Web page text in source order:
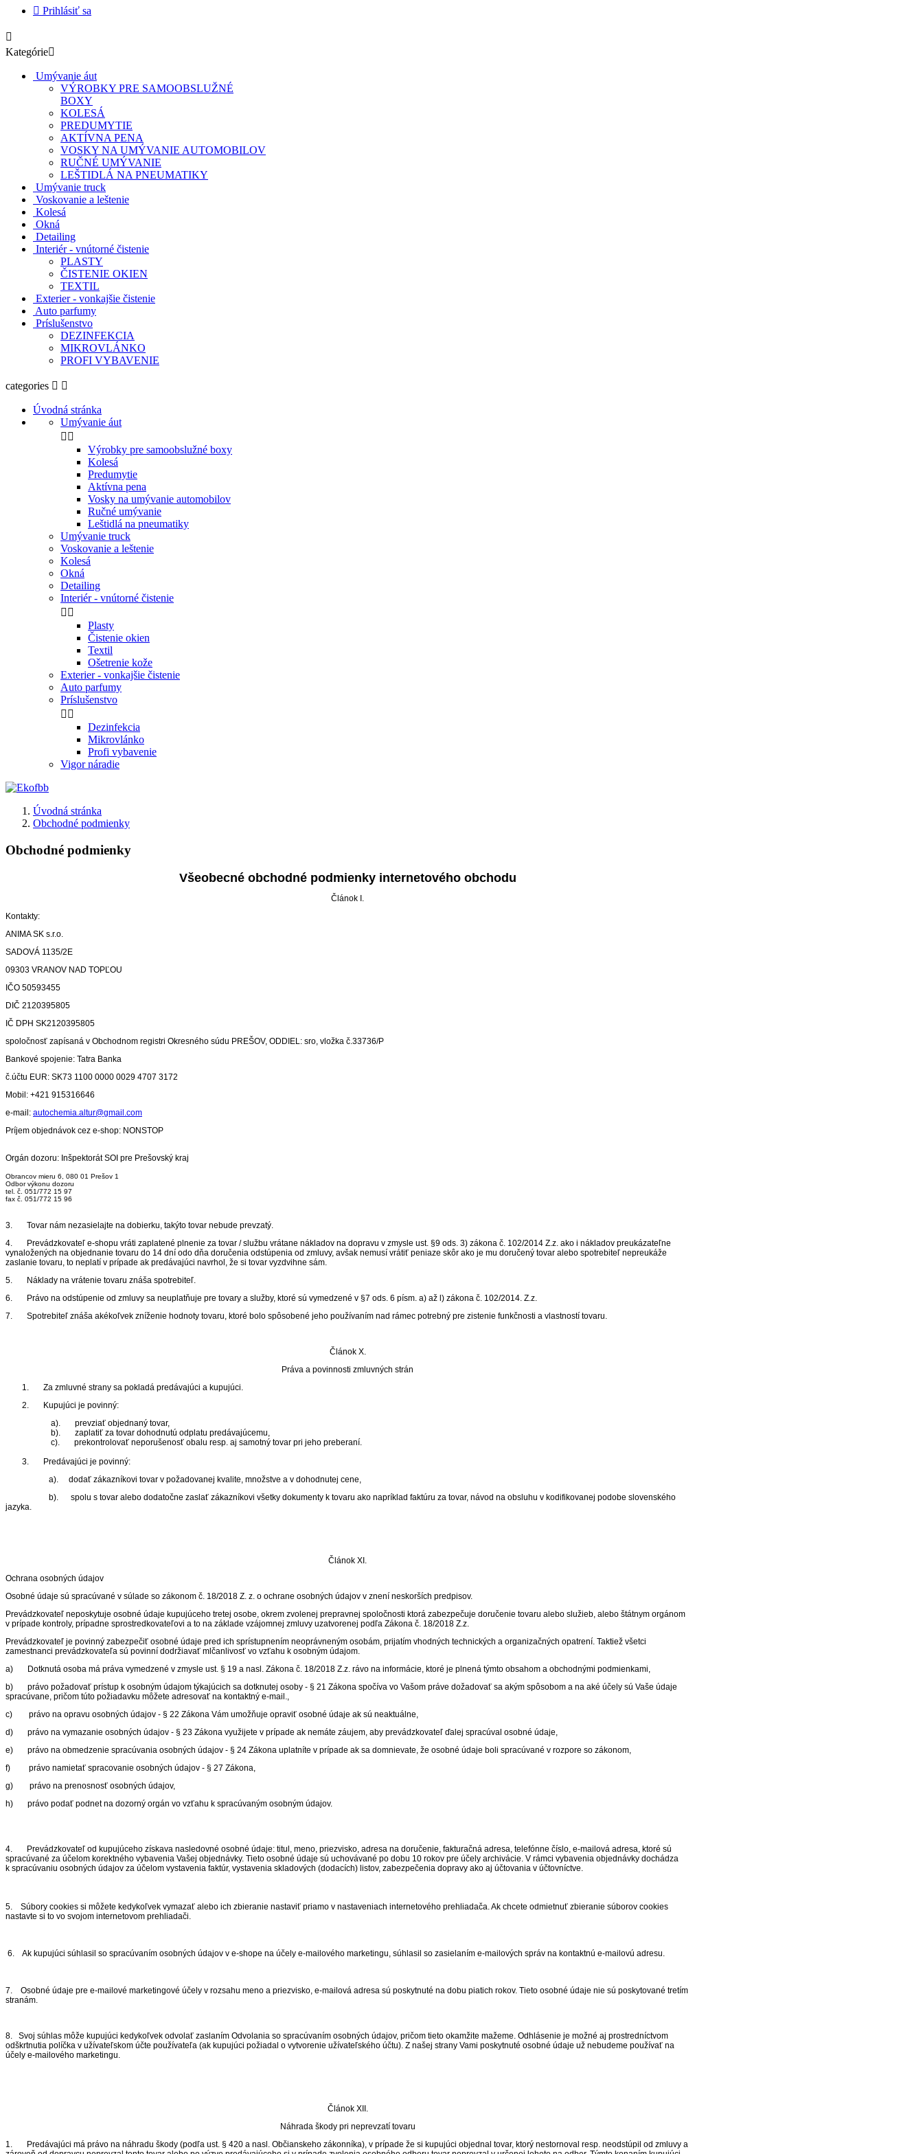
 Prihlásiť sa

Kategórie
Umývanie áut
VÝROBKY PRE SAMOOBSLUŽNÉ
BOXY
KOLESÁ
PREDUMYTIE
AKTÍVNA PENA
VOSKY NA UMÝVANIE AUTOMOBILOV
RUČNÉ UMÝVANIE
LEŠTIDLÁ NA PNEUMATIKY
Umývanie truck
Voskovanie a leštenie
Kolesá
Okná
Detailing
Interiér - vnútorné čistenie
PLASTY
ČISTENIE OKIEN
TEXTIL
Exterier - vonkajšie čistenie
Auto parfumy
Príslušenstvo
DEZINFEKCIA
MIKROVLÁNKO
PROFI VYBAVENIE
categories  
Úvodná stránka
Umývanie áut
 
Výrobky pre samoobslužné boxy
Kolesá
Predumytie
Aktívna pena
Vosky na umývanie automobilov
Ručné umývanie
Leštidlá na pneumatiky
Umývanie truck
Voskovanie a leštenie
Kolesá
Okná
Detailing
Interiér - vnútorné čistenie
 
Plasty
Čistenie okien
Textil
Ošetrenie kože
Exterier - vonkajšie čistenie
Auto parfumy
Príslušenstvo
 
Dezinfekcia
Mikrovlánko
Profi vybavenie
Vigor náradie
Úvodná stránka
Obchodné podmienky
Obchodné podmienky
Všeobecné obchodné podmienky internetového obchodu
Článok I.
Kontakty:
ANIMA SK s.r.o.
SADOVÁ 1135/2E
09303 VRANOV NAD TOPĽOU
IČO 50593455
DIČ 2120395805
IČ DPH SK2120395805
spoločnosť zapísaná v Obchodnom registri Okresného súdu PREŠOV, ODDIEL: sro, vložka č.33736/P
Bankové spojenie: Tatra Banka
č.účtu EUR: SK73 1100 0000 0029 4707 3172
Mobil: +421 915316646
e-mail: autochemia.altur@gmail.com
Príjem objednávok cez e-shop: NONSTOP
Orgán dozoru: Inšpektorát SOI pre Prešovský kraj
Obrancov mieru 6, 080 01 Prešov 1
Odbor výkonu dozoru
tel. č. 051/772 15 97
fax č. 051/772 15 96
3. Tovar nám nezasielajte na dobierku, takýto tovar nebude prevzatý.
4. Prevádzkovateľ e-shopu vráti zaplatené plnenie za tovar / službu vrátane nákladov na dopravu v zmysle ust. §9 ods. 3) zákona č. 102/2014 Z.z. ako i nákladov preukázateľne
vynaložených na objednanie tovaru do 14 dní odo dňa doručenia odstúpenia od zmluvy, avšak nemusí vrátiť peniaze skôr ako je mu doručený tovar alebo spotrebiteľ nepreukáže
zaslanie tovaru, to neplatí v prípade ak predávajúci navrhol, že si tovar vyzdvihne sám.
5. Náklady na vrátenie tovaru znáša spotrebiteľ.
6. Právo na odstúpenie od zmluvy sa neuplatňuje pre tovary a služby, ktoré sú vymedzené v §7 ods. 6 písm. a) až l) zákona č. 102/2014. Z.z.
7. Spotrebiteľ znáša akékoľvek zníženie hodnoty tovaru, ktoré bolo spôsobené jeho používaním nad rámec potrebný pre zistenie funkčnosti a vlastností tovaru.
Článok X.
Práva a povinnosti zmluvných strán
1. Za zmluvné strany sa pokladá predávajúci a kupujúci.
2. Kupujúci je povinný:
a). prevziať objednaný tovar,
b). zaplatiť za tovar dohodnutú odplatu predávajúcemu,
c). prekontrolovať neporušenosť obalu resp. aj samotný tovar pri jeho preberaní.
3. Predávajúci je povinný:
a). dodať zákazníkovi tovar v požadovanej kvalite, množstve a v dohodnutej cene,
b). spolu s tovar alebo dodatočne zaslať zákazníkovi všetky dokumenty k tovaru ako napríklad faktúru za tovar, návod na obsluhu v kodifikovanej podobe slovenského
jazyka.
Článok XI.
Ochrana osobných údajov
Osobné údaje sú spracúvané v súlade so zákonom č. 18/2018 Z. z. o ochrane osobných údajov v znení neskorších predpisov.
Prevádzkovateľ neposkytuje osobné údaje kupujúceho tretej osobe, okrem zvolenej prepravnej spoločnosti ktorá zabezpečuje doručenie tovaru alebo služieb, alebo štátnym orgánom
v prípade kontroly, prípadne sprostredkovateľovi a to na základe vzájomnej zmluvy uzatvorenej podľa Zákona č. 18/2018 Z.z.
Prevádzkovateľ je povinný zabezpečiť osobné údaje pred ich sprístupnením neoprávneným osobám, prijatím vhodných technických a organizačných opatrení. Taktiež všetci
zamestnanci prevádzkovateľa sú povinní dodržiavať mlčanlivosť vo vzťahu k osobným údajom.
a) Dotknutá osoba má práva vymedzené v zmysle ust. § 19 a nasl. Zákona č. 18/2018 Z.z. rávo na informácie, ktoré je plnená týmto obsahom a obchodnými podmienkami,
b) právo požadovať prístup k osobným údajom týkajúcich sa dotknutej osoby - § 21 Zákona spočíva vo Vašom práve dožadovať sa akým spôsobom a na aké účely sú Vaše údaje
spracúvane, pričom túto požiadavku môžete adresovať na kontaktný e-mail.,
c) právo na opravu osobných údajov - § 22 Zákona Vám umožňuje opraviť osobné údaje ak sú neaktuálne,
d) právo na vymazanie osobných údajov - § 23 Zákona využijete v prípade ak nemáte záujem, aby prevádzkovateľ ďalej spracúval osobné údaje,
e) právo na obmedzenie spracúvania osobných údajov - § 24 Zákona uplatníte v prípade ak sa domnievate, že osobné údaje boli spracúvané v rozpore so zákonom,
f) právo namietať spracovanie osobných údajov - § 27 Zákona,
g) právo na prenosnosť osobných údajov,
h) právo podať podnet na dozorný orgán vo vzťahu k spracúvaným osobným údajov.
4. Prevádzkovateľ od kupujúceho získava nasledovné osobné údaje: titul, meno, priezvisko, adresa na doručenie, fakturačná adresa, telefónne číslo, e-mailová adresa, ktoré sú
spracúvané za účelom korektného vybavenia Vašej objednávky. Tieto osobné údaje sú uchovávané po dobu 10 rokov pre účely archivácie. V rámci vybavenia objednávky dochádza
k spracúvaniu osobných údajov za účelom vystavenia faktúr, vystavenia skladových (dodacích) listov, zabezpečenia dopravy ako aj účtovania v účtovníctve.
5. Súbory cookies si môžete kedykoľvek vymazať alebo ich zbieranie nastaviť priamo v nastaveniach internetového prehliadača. Ak chcete odmietnuť zbieranie súborov cookies
nastavte si to vo svojom internetovom prehliadači.
6. Ak kupujúci súhlasil so spracúvaním osobných údajov v e-shope na účely e-mailového marketingu, súhlasil so zasielaním e-mailových správ na kontaktnú e-mailovú adresu.
7. Osobné údaje pre e-mailové marketingové účely v rozsahu meno a priezvisko, e-mailová adresa sú poskytnuté na dobu piatich rokov. Tieto osobné údaje nie sú poskytované tretím
stranám.
8. Svoj súhlas môže kupujúci kedykoľvek odvolať zaslaním Odvolania so spracúvaním osobných údajov, pričom tieto okamžite mažeme. Odhlásenie je možné aj prostredníctvom
odškrtnutia políčka v užívateľskom účte používateľa (ak kupujúci požiadal o vytvorenie užívateľského účtu). Z našej strany Vami poskytnuté osobné údaje už nebudeme používať na
účely e-mailového marketingu.
Článok XII.
Náhrada škody pri neprevzatí tovaru
1. Predávajúci má právo na náhradu škody (podľa ust. § 420 a nasl. Občianskeho zákonníka), v prípade že si kupujúci objednal tovar, ktorý nestornoval resp. neodstúpil od zmluvy a